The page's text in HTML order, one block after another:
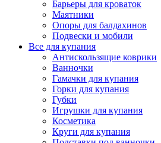
Барьеры для кроваток
Маятники
Опоры для балдахинов
Подвески и мобили
Все для купания
Антискользящие коврики
Ванночки
Гамачки для купания
Горки для купания
Губки
Игрушки для купания
Косметика
Круги для купания